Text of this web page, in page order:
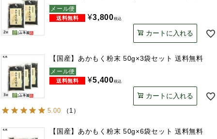
メール便
¥3,800税込
カートに入れる
【国産】あかもく粉末 50g×3袋セット 送料無料
メール便
¥5,400税込
カートに入れる
5.00 （ 1 ）
【国産】あかもく粉末 50g×6袋セット 送料無料